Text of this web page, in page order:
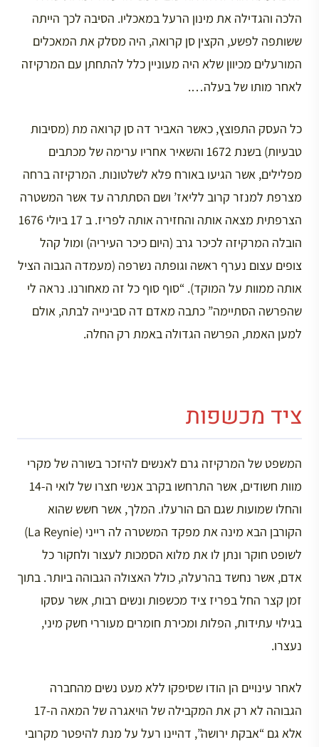
הלכה והגדילה את מינון הרעל במאכליו. הסיבה לכך הייתה
ששותפה לפשע, הקצין סן קרואה, היה מסלק את המאכלים
המורעלים מכיוון שלא היה מעוניין כלל להתחתן עם המרקיזה
לאחר מותו של בעלה….
כל העסק התפוצץ, כאשר האביר דה סן קרואה מת (מסיבות
טבעיות) בשנת 1672 והשאיר אחריו ערימה של מכתבים
מפלילים, אשר הגיעו באורח פלא לשלטונות. המרקיזה ברחה
מצרפת למנזר קרוב לליאז’ ושם הסתתרה עד אשר המשטרה
הצרפתית מצאה אותה והחזירה אותה לפריז. ב 17 ביולי 1676
הובלה המרקיזה לכיכר גרב (היום כיכר העיריה) ומול קהל
צופים עצום נערף ראשה וגופתה נשרפה (מעמדה הגבוה הציל
אותה ממוות על המוקד). “סוף סוף כל זה מאחורנו. נראה לי
שהפרשה הסתיימה” כתבה מאדם דה סבינייה לבתה, אולם
למען האמת, הפרשה הגדולה באמת רק החלה.
ציד מכשפות
המשפט של המרקיזה גרם לאנשים להיזכר בשורה של מקרי
מוות חשודים, אשר התרחשו בקרב אנשי חצרו של לואי ה-14
והחלו שמועות שגם הם הורעלו. המלך, אשר חשש שהוא
הקורבן הבא מינה את מפקד המשטרה לה רייני (La Reynie)
לשופט חוקר ונתן לו את מלוא הסמכות לעצור ולחקור כל
אדם, אשר נחשד בהרעלה, כולל האצולה הגבוהה ביותר. בתוך
זמן קצר החל בפריז ציד מכשפות ונשים רבות, אשר עסקו
בגילוי עתידות, הפלות ומכירת חומרים מעוררי חשק מיני,
נעצרו.
לאחר עינויים הן הודו שסיפקו ללא מעט נשים מהחברה
הגבוהה לא רק את המקבילה של הויאגרה של המאה ה-17
אלא גם “אבקת ירושה”, דהיינו רעל על מנת להיפטר מקרובי